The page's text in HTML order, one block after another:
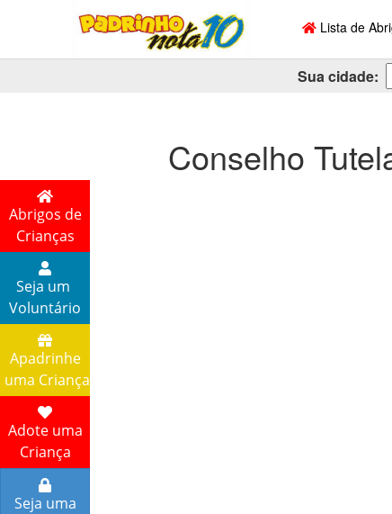
Lista de
Sua cidade:
Abrigos de
Crianças
Seja um
Voluntário
Apadrinhe
uma Criança
Adote uma
Criança
Seja uma
Conselho